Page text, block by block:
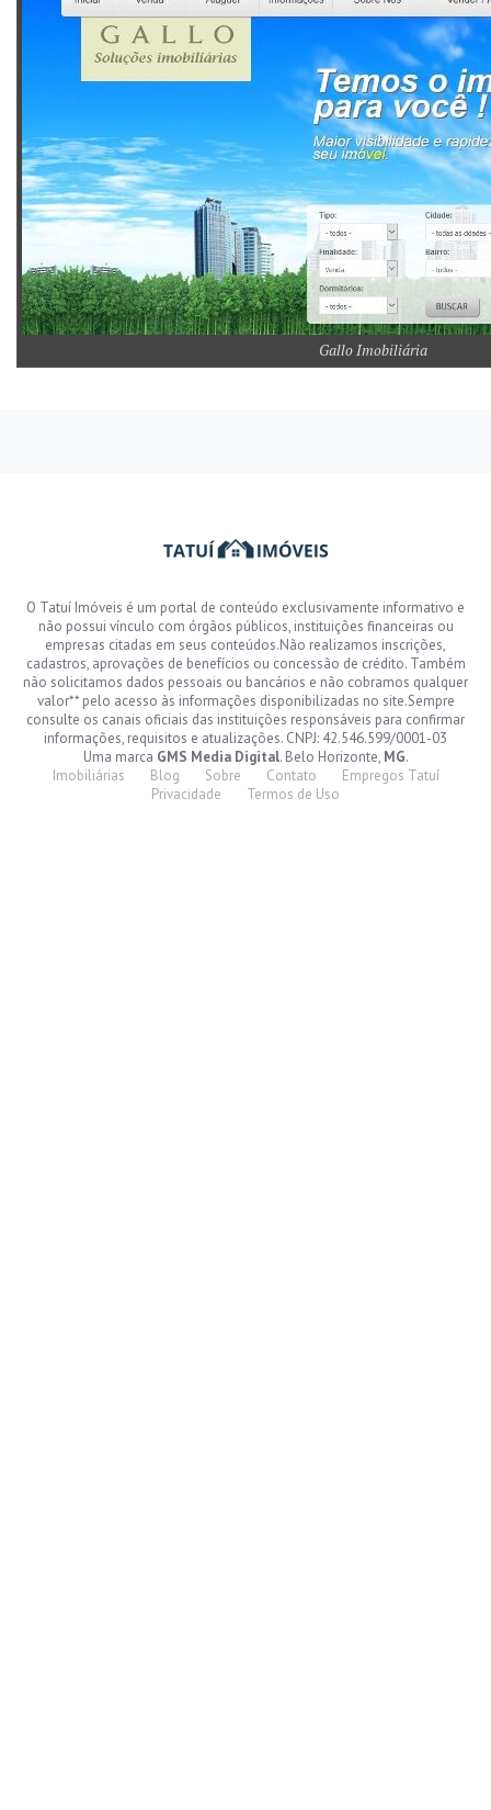
Gallo Imobiliária
O Tatuí Imóveis é um portal de conteúdo exclusivamente informativo e
não possui vínculo com órgãos públicos, instituições financeiras ou
empresas citadas em seus conteúdos.Não realizamos inscrições,
cadastros, aprovações de benefícios ou concessão de crédito. Também
não solicitamos dados pessoais ou bancários e não cobramos qualquer
valor** pelo acesso às informações disponibilizadas no site.Sempre
consulte os canais oficiais das instituições responsáveis para confirmar
informações, requisitos e atualizações. CNPJ: 42.546.599/0001-03
Uma marca GMS Media Digital. Belo Horizonte, MG.
Imobiliárias
Blog Sobre Contato
Empregos Tatuí
Privacidade
Termos de Uso